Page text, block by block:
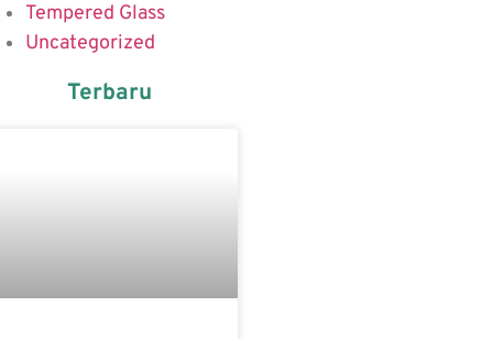
Tempered Glass
Uncategorized
Terbaru